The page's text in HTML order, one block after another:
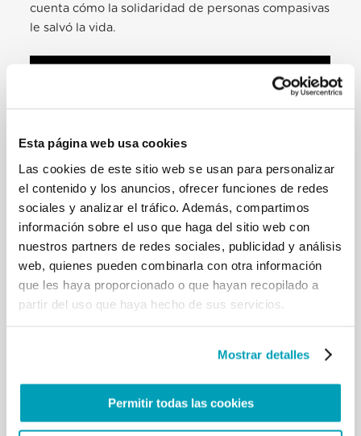
Esta página web usa cookies
Las cookies de este sitio web se usan para personalizar
el contenido y los anuncios, ofrecer funciones de redes
sociales y analizar el tráfico. Además, compartimos
información sobre el uso que haga del sitio web con
nuestros partners de redes sociales, publicidad y análisis
web, quienes pueden combinarla con otra información
que les haya proporcionado o que hayan recopilado a
partir del uso que haya hecho de sus servicios.
Mostrar detalles
Permitir todas las cookies
cuenta cómo la solidaridad de personas compasivas
le salvó lavida.
En el vídeo, el Santo Padre pone especial énfasis en
el hecho de que los miedos y los prejuicios nos
hacen mantener las distancias con otras personas.
pueden bajar, publicar, utilizar y compartir
DESCARGAR EL MATERIAL